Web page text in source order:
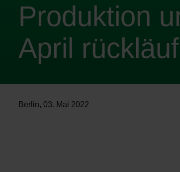
Produktion
April
Berlin, 03. Mai 2022